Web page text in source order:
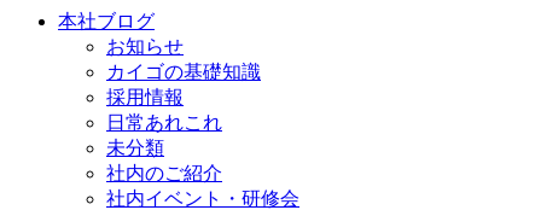
本社ブログ
お知らせ
カイゴの基礎知識
採用情報
日常あれこれ
未分類
社内のご紹介
社内イベント・研修会